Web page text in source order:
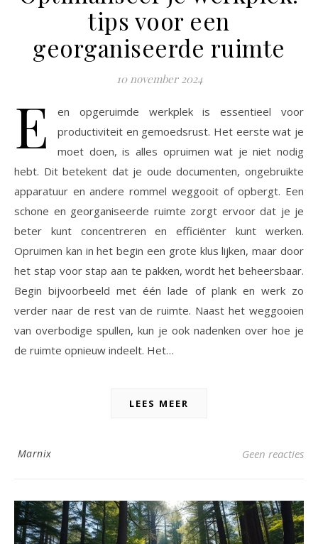
tips voor een
georganiseerde ruimte
10 november 2024
E
en opgeruimde werkplek is essentieel voor
productiviteit en gemoedsrust. Het eerste wat je
moet doen, is alles opruimen wat je niet nodig
hebt. Dit betekent dat je oude documenten, ongebruikte
apparatuur en andere rommel weggooit of opbergt. Een
schone en georganiseerde ruimte zorgt ervoor dat je je
beter kunt concentreren en efficiënter kunt werken.
Opruimen kan in het begin een grote klus lijken, maar door
het stap voor stap aan te pakken, wordt het beheersbaar.
Begin bijvoorbeeld met één lade of plank en werk zo
verder naar de rest van de ruimte. Naast het weggooien
van overbodige spullen, kun je ook nadenken over hoe je
de ruimte opnieuw indeelt. Het…
LEES MEER
Marnix Geen reacties